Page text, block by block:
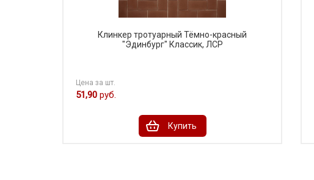
Клинкер тротуарный Тёмно-красный
"Эдинбург" Классик, ЛСР
Цена за шт.
51,90 руб.
Купить